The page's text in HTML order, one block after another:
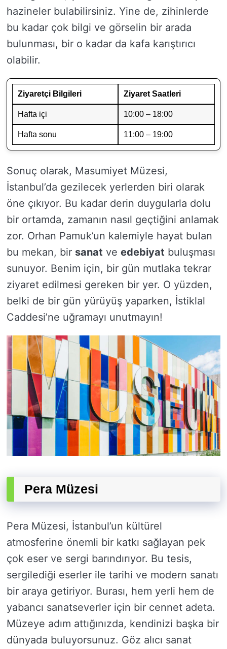
hazineler bulabilirsiniz. Yine de, zihinlerde
bu kadar çok bilgi ve görselin bir arada
bulunması, bir o kadar da kafa karıştırıcı
olabilir.
Ziyaretçi Bilgileri Ziyaret Saatleri
Hafta içi 10:00 – 18:00
Hafta sonu 11:00 – 19:00
Sonuç olarak, Masumiyet Müzesi,
İstanbul’da gezilecek yerlerden biri olarak
öne çıkıyor. Bu kadar derin duygularla dolu
bir ortamda, zamanın nasıl geçtiğini anlamak
zor. Orhan Pamuk’un kalemiyle hayat bulan
bu mekan, bir sanat ve edebiyat buluşması
sunuyor. Benim için, bir gün mutlaka tekrar
ziyaret edilmesi gereken bir yer. O yüzden,
belki de bir gün yürüyüş yaparken, İstiklal
Caddesi’ne uğramayı unutmayın!
Pera Müzesi
Pera Müzesi, İstanbul’un kültürel
atmosferine önemli bir katkı sağlayan pek
çok eser ve sergi barındırıyor. Bu tesis,
sergilediği eserler ile tarihi ve modern sanatı
bir araya getiriyor. Burası, hem yerli hem de
yabancı sanatseverler için bir cennet adeta.
Müzeye adım attığınızda, kendinizi başka bir
dünyada buluyorsunuz. Göz alıcı sanat